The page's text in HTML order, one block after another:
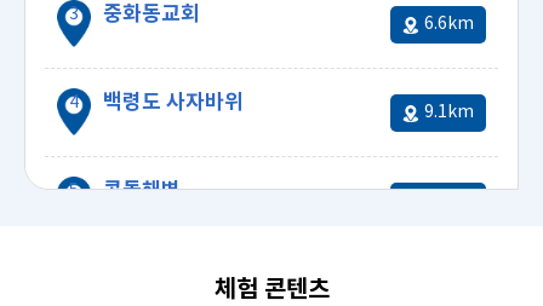
중화동교회 6.6km
백령도 사자바위 9.1km
콩돌해변
체험 콘텐츠